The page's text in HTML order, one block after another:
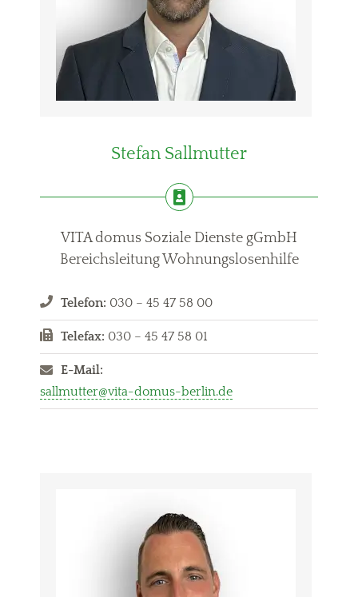
Stefan Sallmutter
VITA domus Soziale Dienste gGmbH
Bereichsleitung Wohnungslosenhilfe
Telefon: 030 – 45 47 58 00
Telefax: 030 – 45 47 58 01
E-Mail:
sallmutter@vita-domus-berlin.de